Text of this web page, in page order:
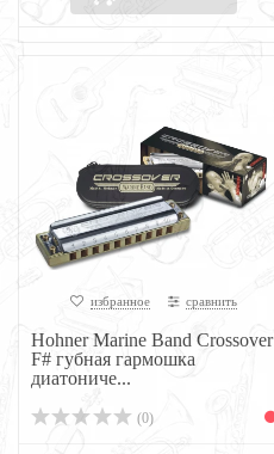
избранное сравнить
Hohner Marine Band Crossover
F# губная гармошка
диатониче...
(0)